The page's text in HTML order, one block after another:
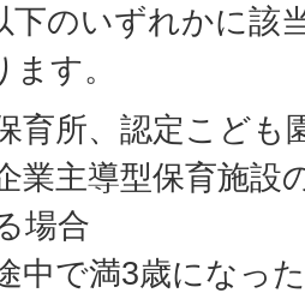
下のいずれかに該
す。
育所、認定こども
業主導型保育施設
場合
中で満3歳になっ